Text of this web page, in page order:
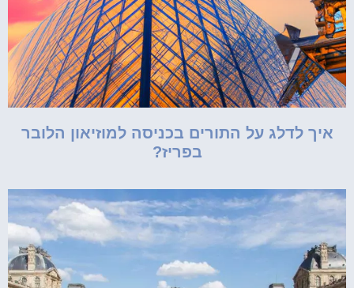
איך לדלג על התורים בכניסה למוזיאון הלובר
בפריז?